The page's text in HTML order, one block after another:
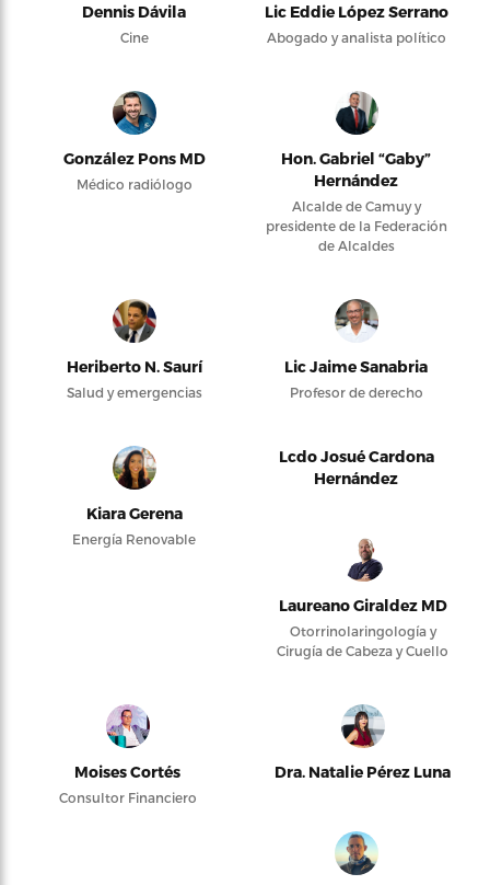
Dennis Dávila
Cine
Lic Eddie López Serrano
Abogado y analista político
González Pons MD
Médico radiólogo
Hon. Gabriel “Gaby”
Hernández
Alcalde de Camuy y
presidente de la Federación
de Alcaldes
Heriberto N. Saurí
Salud y emergencias
Lic Jaime Sanabria
Profesor de derecho
Kiara Gerena
Energía Renovable
Lcdo Josué Cardona
Hernández
Laureano Giraldez MD
Otorrinolaringología y
Cirugía de Cabeza y Cuello
Moises Cortés
Consultor Financiero
Dra. Natalie Pérez Luna